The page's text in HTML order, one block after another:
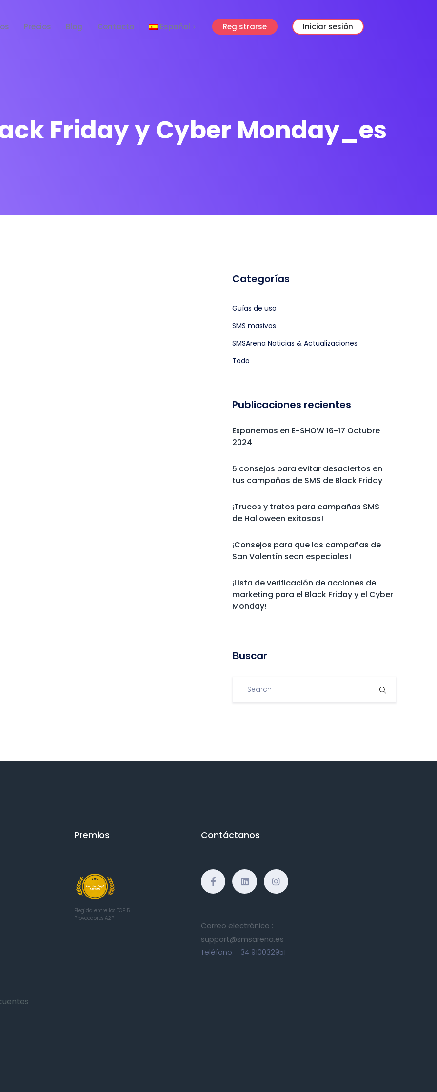
Precios Blog Contacto Español Registrarse Iniciar sesión
Friday y Cyber Monday_es
Categorías
Guías de uso
SMS masivos
SMSArena Noticias & Actualizaciones
Todo
Publicaciones recientes
Exponemos en E-SHOW 16-17 Octubre
2024
5 consejos para evitar desaciertos en
tus campañas de SMS de Black Friday
¡Trucos y tratos para campañas SMS
de Halloween exitosas!
¡Consejos para que las campañas de
San Valentín sean especiales!
¡Lista de verificación de acciones de
marketing para el Black Friday y el Cyber
Monday!
Βuscar
Premios
Elegida entre los TOP 5
Proveedores A2P
Contáctanos
Correo electrónico :
support@smsarena.es
Teléfono: +34 910032951